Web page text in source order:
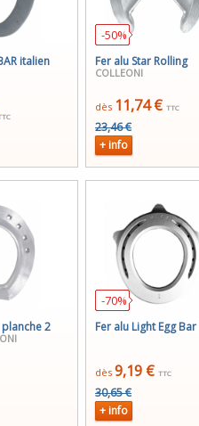
italien
-50%
Fer alu Star Rolling
COLLEONI
dès 11,74 € TTC
23,46 €
+ info
2
-70%
Fer alu Light Egg Bar
dès 9,19 € TTC
30,65 €
+ info